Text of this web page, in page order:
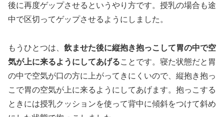
後に再度ゲップさせるというやり方です。授乳の場合も途
中で区切ってゲップさせるようにしました。
もうひとつは、 飲ませた後に縦抱き抱っこして胃の中で空
気が上に来るようにしてあげることです。寝た状態だと胃
の中で空気が口の方に上がってきにくいので、縦抱き抱っ
こで胃の空気が上に来るようにしてあげます。抱っこする
ときには授乳クッションを使って背中に傾斜をつけて斜め